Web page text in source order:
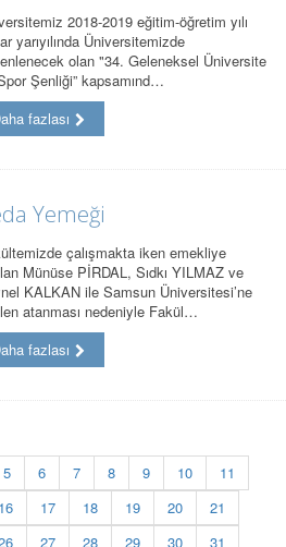
2018-2019 eğitim-öğretim yılı
yarıyılında Üniversitemizde
olan "34. Geleneksel Üniversite
Şenliği” kapsamınd…
fazlası
Yemeği
çalışmakta iken emekliye
Münüse PİRDAL, Sıdkı YILMAZ ve
KALKAN ile Samsun Üniversitesi’ne
atanması nedeniyle Fakül…
fazlası
5 6 7 8 9 10
11
16 17 18 19 20
21
27 28 29 30 31